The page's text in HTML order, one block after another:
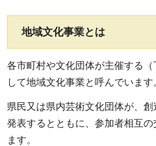
地域文化事業とは
各市町村や文化団体が主催する
して地域文化事業と呼んでいます
県民又は県内芸術文化団体が、
発表するとともに、参加者相互
ます。